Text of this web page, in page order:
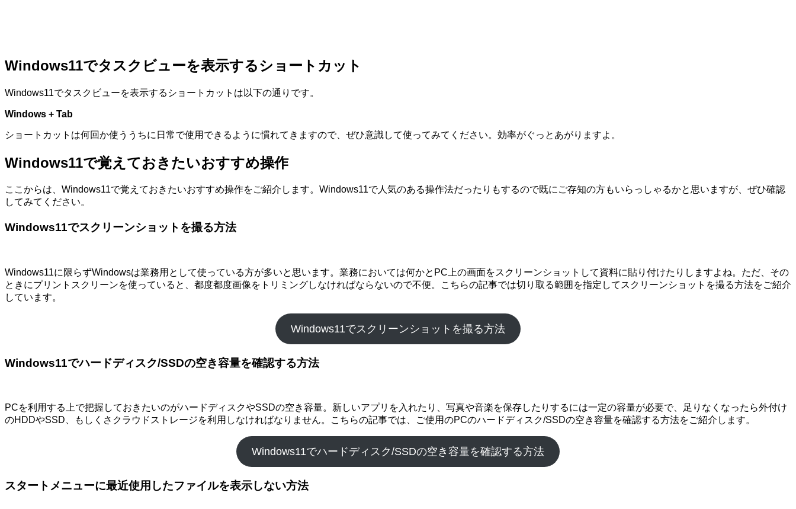
Windows11でタスクビューを表示するショートカット
Windows11でタスクビューを表示するショートカットは以下の通りです。
Windows + Tab
ショートカットは何回か使ううちに日常で使用できるように慣れてきますので、ぜひ意識して使ってみてください。効率がぐっとあがりますよ。
Windows11で覚えておきたいおすすめ操作
ここからは、Windows11で覚えておきたいおすすめ操作をご紹介します。Windows11で人気のある操作法だったりもするので既にご存知の方もいらっしゃるかと思いますが、ぜひ確認
してみてください。
Windows11でスクリーンショットを撮る方法
Windows11に限らずWindowsは業務用として使っている方が多いと思います。業務においては何かとPC上の画面をスクリーンショットして資料に貼り付けたりしますよね。ただ、その
ときにプリントスクリーンを使っていると、都度都度画像をトリミングしなければならないので不便。こちらの記事では切り取る範囲を指定してスクリーンショットを撮る方法をご紹介
しています。
Windows11でスクリーンショットを撮る方法
Windows11でハードディスク/SSDの空き容量を確認する方法
PCを利用する上で把握しておきたいのがハードディスクやSSDの空き容量。新しいアプリを入れたり、写真や音楽を保存したりするには一定の容量が必要で、足りなくなったら外付け
のHDDやSSD、もしくさクラウドストレージを利用しなければなりません。こちらの記事では、ご使用のPCのハードディスク/SSDの空き容量を確認する方法をご紹介します。
Windows11でハードディスク/SSDの空き容量を確認する方法
スタートメニューに最近使用したファイルを表示しない方法